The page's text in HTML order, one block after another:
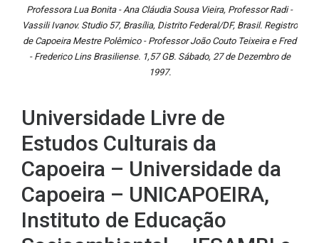
Professora Lua Bonita - Ana Cláudia Sousa Vieira, Professor Radi -
Vassili Ivanov. Studio 57, Brasília, Distrito Federal/DF, Brasil. Registro
de Capoeira Mestre Polêmico - Professor João Couto Teixeira e Fred
- Frederico Lins Brasiliense. 1,57 GB. Sábado, 27 de Dezembro de
1997.
Universidade Livre de
Estudos Culturais da
Capoeira – Universidade da
Capoeira – UNICAPOEIRA,
Instituto de Educação